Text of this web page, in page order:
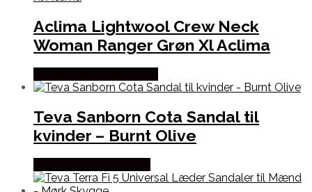
Aclima Lightwool Crew Neck
Woman Ranger Grøn Xl Aclima
Teva Sanborn Cota Sandal til
kvinder – Burnt Olive